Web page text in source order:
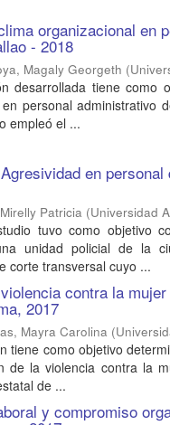
organizacional en
- 2018
Magaly Georgeth (
desarrollada tiene como
personal administrativo
empleó el ...
en
Patricia (Universidad
tuvo como objetivo
unidad policial de la
corte transversal cuyo ...
contra la
2017
Mayra Carolina (
tiene como objetivo
de la violencia contra la
de ...
y compromiso